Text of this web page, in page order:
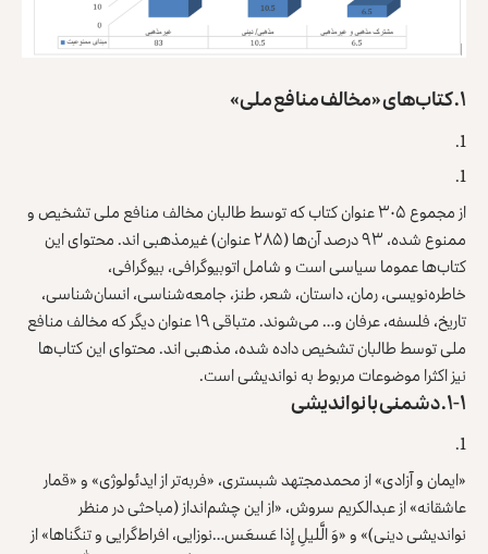
۱. کتاب‌های «مخالف منافع ملی»
از مجموع ۳۰۵ عنوان کتاب که توسط طالبان مخالف منافع ملی تشخیص و
ممنوع شده، ۹۳ درصد آن‌ها (۲۸۵ عنوان) غیرمذهبی اند. محتوای این
کتاب‌ها عموما سیاسی است و شامل اتوبیوگرافی، بیوگرافی،
خاطره‌نویسی، رمان، داستان، شعر، طنز، جامعه‌شناسی، انسان‌شناسی،
تاریخ، فلسفه، عرفان و… می‌شوند. متباقی ۱۹ عنوان دیگر که مخالف منافع
ملی توسط طالبان تشخیص داده شده، مذهبی اند. محتوای این کتاب‌ها
نیز اکثرا موضوعات مربوط به نواندیشی است.
۱-۱. دشمنی با نواندیشی
«ایمان و آزادی» از محمدمجتهد شبستری، «فربه‌تر از ایدئولوژی» و «قمار
عاشقانه» از عبدالکریم سروش، «از این چشم‌انداز (مباحثی در منظر
نواندیشی دینی)» و «وَ الَّلیلِ إذا عَسعَس…نوزایی، افراط‌گرایی و تنگناها» از